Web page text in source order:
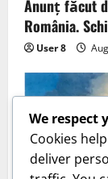
Anunț făcut
România.
User 8
We respect
Cookies
deliver